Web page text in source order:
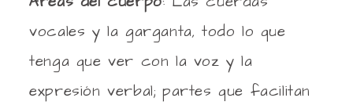
vocales y la garganta, todo lo que
tenga que ver con la voz y la
expresión verbal; partes que facilitan